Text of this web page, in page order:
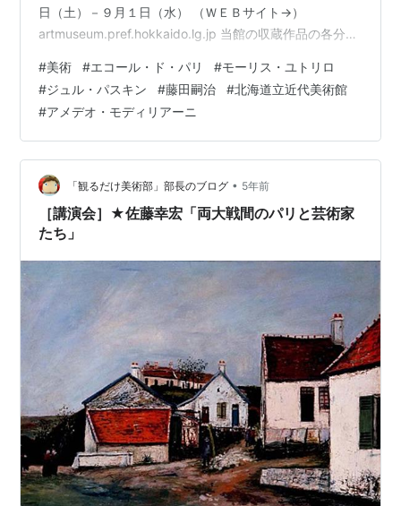
日（土）－９月１日（水） （ＷＥＢサイト→）
artmuseum.pref.hokkaido.lg.jp 当館の収蔵作品の各分野
リーズ」。第２回目となる本展では「エコール・ド・パ
リ」コレクションを、「人間 異境の街角」「風景 追想の
街角」「物語 幻影の街角」という３つの切り口からご紹
介いたします。 （キスリング『オランダの娘』、１９２
８年） エコール・ド・パリは、１９２０年代から３０年
代、両…
#美術 #エコール・ド・パリ #モーリス・ユトリロ
#ジュル・パスキン #藤田嗣治 #北海道立近代美術館
#アメデオ・モディリアーニ
「観るだけ美術部」部長のブログ • 5年前
［講演会］★佐藤幸宏「両大戦間のパリと芸術家
たち」